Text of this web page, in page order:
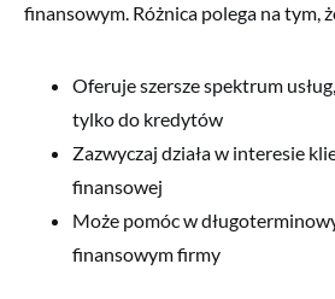
finansowym. Różnica polega na tym,
Oferuje szersze spektrum
tylko do kredytów
Zazwyczaj działa w interesie
finansowej
Może pomóc w
finansowym firmy